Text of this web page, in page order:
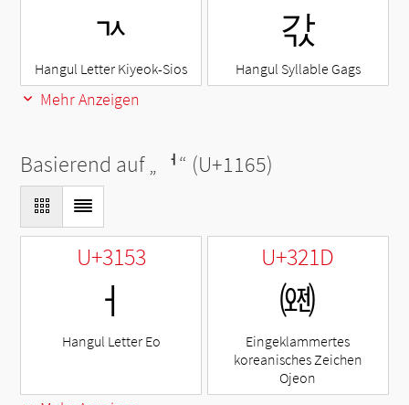
ㄳ
Hangul Letter Kiyeok-Sios
갃
Hangul Syllable Gags
Mehr Anzeigen
Basierend auf „ ᅥ“ (U+1165)
U+3153
ㅓ
Hangul Letter Eo
U+321D
㈝
Eingeklammertes
koreanisches Zeichen
Ojeon